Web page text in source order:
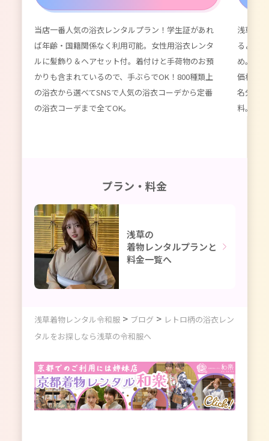
当店一番人気の浴衣レンタルプラン！学生証があれ
ば年齢・国籍関係なく利用可能。女性用浴衣レンタ
ルに髪飾り＆ヘアセット付。着付けと手荷物のお預
かりも含まれているので、手ぶらでOK！800種類上
の浴衣から選べてSNSで人気の浴衣コーデから定番
の浴衣コーデまで全てOK。
浅草浴
るより
め。数
価格。
名分の
料。か
プラン・料金
浅草の
着物レンタルプランと
料金一覧へ
浅草着物レンタル令和服> ブログ > レトロ柄の浴衣レン
タルをお探しなら浅草の令和服へ